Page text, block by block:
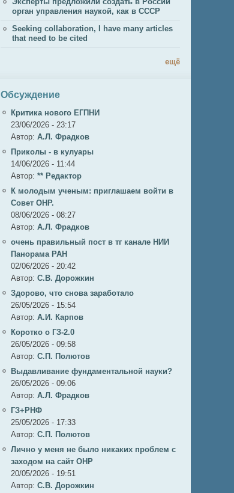
орган управления наукой, как в СССР
Seeking collaboration, I have many articles
that need to be cited
ещё
Обсуждение
Критика нового ЕГПНИ
23/06/2026 - 23:17
Автор: А.Л. Фрадков
Приколы - в кулуары
14/06/2026 - 11:44
Автор: ** Редактор
К молодым ученым: приглашаем войти в
Совет ОНР.
08/06/2026 - 08:27
Автор: А.Л. Фрадков
очень правильный пост в тг канале НИИ
Панорама РАН
02/06/2026 - 20:42
Автор: С.В. Дорожкин
Здорово, что снова заработало
26/05/2026 - 15:54
Автор: А.И. Карпов
Коротко о ГЗ-2.0
26/05/2026 - 09:58
Автор: C.П. Полютов
Выдавливание фундаментальной науки?
26/05/2026 - 09:06
Автор: А.Л. Фрадков
ГЗ+РНФ
25/05/2026 - 17:33
Автор: C.П. Полютов
Лично у меня не было никаких проблем с
заходом на сайт ОНР
20/05/2026 - 19:51
Автор: С.В. Дорожкин